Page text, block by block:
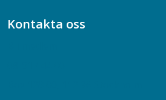
Kontakta oss